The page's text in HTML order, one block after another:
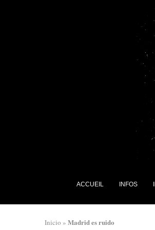
ACCUEIL INFOS
Inicio » Madrid es ruido